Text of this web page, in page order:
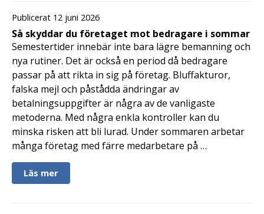
Publicerat 12 juni 2026
Så skyddar du företaget mot bedragare i sommar
Semestertider innebär inte bara lägre bemanning och
nya rutiner. Det är också en period då bedragare
passar på att rikta in sig på företag. Bluffakturor,
falska mejl och påstådda ändringar av
betalningsuppgifter är några av de vanligaste
metoderna. Med några enkla kontroller kan du
minska risken att bli lurad. Under sommaren arbetar
många företag med färre medarbetare på …
Läs mer